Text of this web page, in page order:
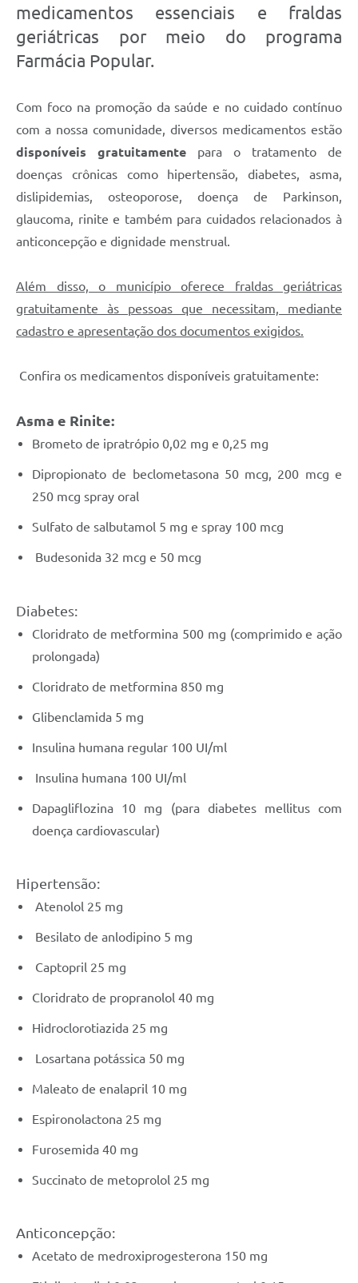
medicamentos essenciais e fraldas
geriátricas por meio do programa
Farmácia Popular.
Com foco na promoção da saúde e no cuidado contínuo
com a nossa comunidade, diversos medicamentos estão
disponíveis gratuitamente para o tratamento de
doenças crônicas como hipertensão, diabetes, asma,
dislipidemias, osteoporose, doença de Parkinson,
glaucoma, rinite e também para cuidados relacionados à
anticoncepção e dignidade menstrual.
Além disso, o município oferece fraldas geriátricas
gratuitamente às pessoas que necessitam, mediante
cadastro e apresentação dos documentos exigidos.
Confira os medicamentos disponíveis gratuitamente:
Asma e Rinite:
Brometo de ipratrópio 0,02 mg e 0,25 mg
Dipropionato de beclometasona 50 mcg, 200 mcg e
250 mcg spray oral
Sulfato de salbutamol 5 mg e spray 100 mcg
Budesonida 32 mcg e 50 mcg
Diabetes:
Cloridrato de metformina 500 mg (comprimido e ação
prolongada)
Cloridrato de metformina 850 mg
Glibenclamida 5 mg
Insulina humana regular 100 UI/ml
Insulina humana 100 UI/ml
Dapagliflozina 10 mg (para diabetes mellitus com
doença cardiovascular)
Hipertensão:
Atenolol 25 mg
Besilato de anlodipino 5 mg
Captopril 25 mg
Cloridrato de propranolol 40 mg
Hidroclorotiazida 25 mg
Losartana potássica 50 mg
Maleato de enalapril 10 mg
Espironolactona 25 mg
Furosemida 40 mg
Succinato de metoprolol 25 mg
Anticoncepção:
Acetato de medroxiprogesterona 150 mg